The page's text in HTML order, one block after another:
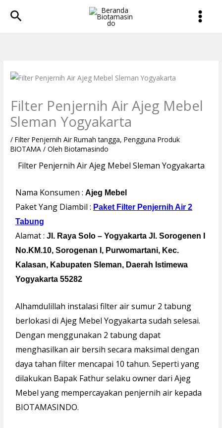
Cari
Filter Penjernih Air Ajeg Mebel
Sleman Yogyakarta
/Filter Penjernih Air Rumah tangga,Pengguna Produk
BIOTAMA / OlehBiotamasindo
Filter Penjernih Air Ajeg Mebel Sleman Yogyakarta
Nama Konsumen :Ajeg Mebel
Paket Yang Diambil : Paket Filter Penjernih Air 2
Tabung
Alamat :Jl. Raya Solo – Yogyakarta Jl. Sorogenen I
No.KM.10, Sorogenan I, Purwomartani, Kec.
Kalasan, Kabupaten Sleman, Daerah Istimewa
Yogyakarta 55282
Alhamdulillah instalasi filter air sumur 2 tabung
berlokasi di Ajeg Mebel Yogyakarta sudah selesai.
Dengan menggunakan 2 tabung dapat
menghasilkan air bersih secara maksimal dengan
daya tahan filter mencapai 10 tahun. Seperti yang
dilakukan Bapak Fathur selaku owner dari Ajeg
Mebel yang mempercayakan penjernih air kepada
BIOTAMASINDO.